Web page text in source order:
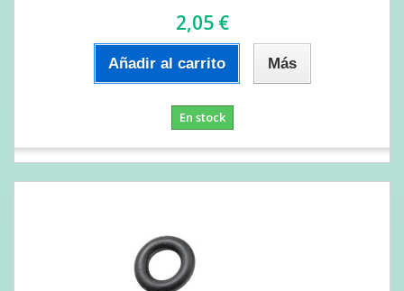
2,05 €
Añadir al carrito Más
En stock